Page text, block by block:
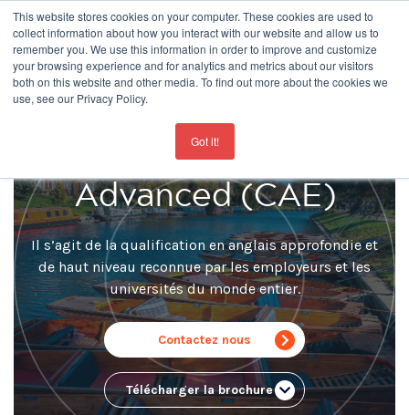
This website stores cookies on your computer. These cookies are used to
collect information about how you interact with our website and allow us to
remember you. We use this information in order to improve and customize
your browsing experience and for analytics and metrics about our visitors
both on this website and other media. To find out more about the cookies we
use, see our Privacy Policy.
Got it!
For the latest updates about our schools
Cambridge English
Advanced (CAE)
Il s’agit de la qualification en anglais approfondie et
de haut niveau reconnue par les employeurs et les
universités du monde entier.
Contactez nous
Télécharger la brochure ..